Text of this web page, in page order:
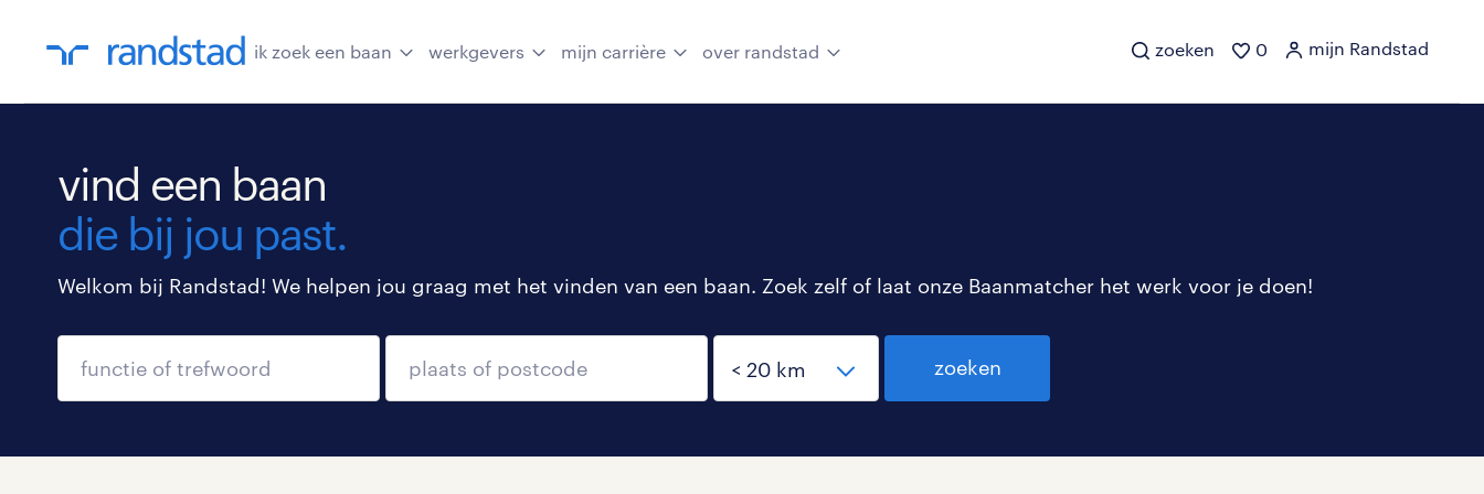
ik zoek een baan werkgevers mijn carrière over randstad zoeken 0 mijn Randstad
vind een baan
die bij jou past.
Welkom bij Randstad! We helpen jou graag met het vinden van een baan. Zoek zelf of laat onze Baanmatcher het werk voor je doen!
zoeken